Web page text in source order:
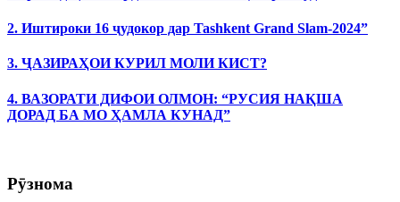
2. Иштироки 16 ҷудокор дар Tashkent Grand Slam-2024”
3. ҶАЗИРАҲОИ КУРИЛ МОЛИ КИСТ?
4. ВАЗОРАТИ ДИФОИ ОЛМОН: “РУСИЯ НАҚША
ДОРАД БА МО ҲАМЛА КУНАД”
Рӯзнома